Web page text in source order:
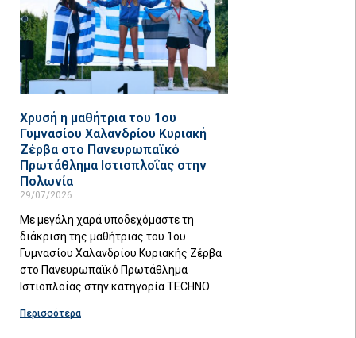
Χρυσή η μαθήτρια του 1ου
Γυμνασίου Χαλανδρίου Κυριακή
Ζέρβα στο Πανευρωπαϊκό
Πρωτάθλημα Ιστιοπλοΐας στην
Πολωνία
29/07/2026
Με μεγάλη χαρά υποδεχόμαστε τη
διάκριση της μαθήτριας του 1ου
Γυμνασίου Χαλανδρίου Κυριακής Ζέρβα
στο Πανευρωπαϊκό Πρωτάθλημα
Ιστιοπλοΐας στην κατηγορία TECHNO
Περισσότερα